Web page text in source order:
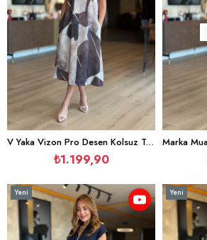
V Yaka Vizon Pro Desen Kolsuz Tensel Elbise
₺1.199,90
Yeni
Ürün
Yeni
Ürün